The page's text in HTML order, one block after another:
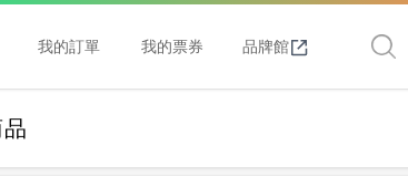
我的訂單 我的票券 品牌館